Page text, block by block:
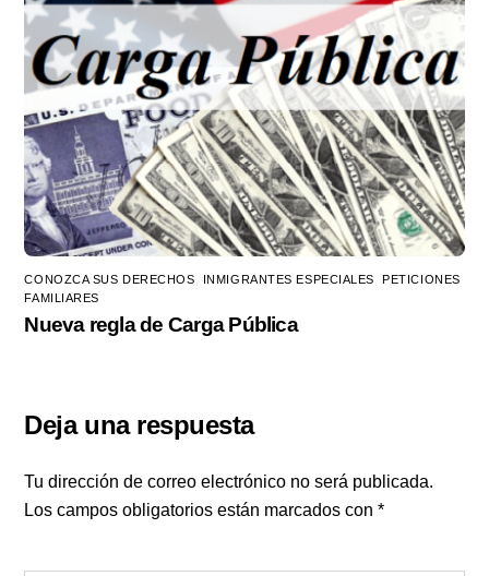
CONOZCA SUS DERECHOS INMIGRANTES ESPECIALES ,PETICIONES
FAMILIARES
Nueva regla de Carga Pública
Deja una respuesta
Tu dirección de correo electrónico no será publicada.
Los campos obligatorios están marcados con*